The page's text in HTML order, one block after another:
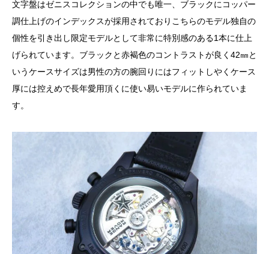
文字盤はゼニスコレクションの中でも唯一、ブラックにコッパー
調仕上げのインデックスが採用されておりこちらのモデル独自の
個性を引き出し限定モデルとして非常に特別感のある1本に仕上
げられています。ブラックと赤褐色のコントラストが良く42㎜と
いうケースサイズは男性の方の腕回りにはフィットしやくケース
厚には控えめで長年愛用頂くに使い易いモデルに作られていま
す。